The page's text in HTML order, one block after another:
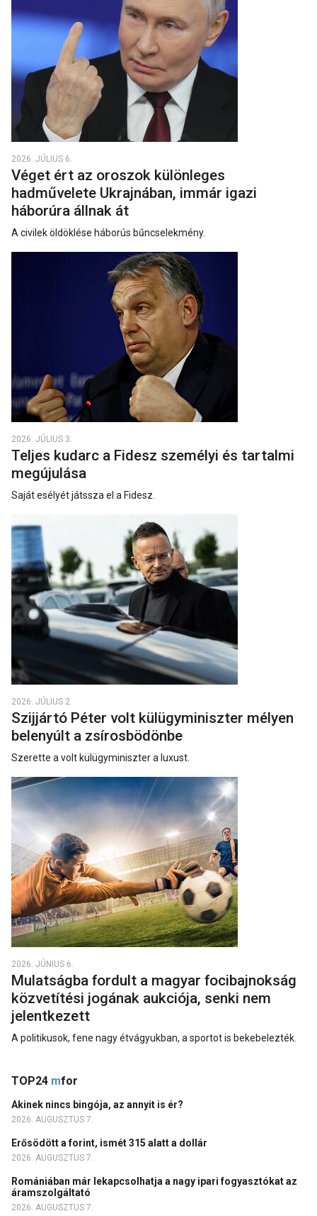
2026. JÚLIUS 6.
Véget ért az oroszok különleges
hadművelete Ukrajnában, immár igazi
háborúra állnak át
A civilek öldöklése háborús bűncselekmény.
2026. JÚLIUS 3.
Teljes kudarc a Fidesz személyi és tartalmi
megújulása
Saját esélyét játssza el a Fidesz.
2026. JÚLIUS 2.
Szijjártó Péter volt külügyminiszter mélyen
belenyúlt a zsírosbödönbe
Szerette a volt külügyminiszter a luxust.
2026. JÚNIUS 6.
Mulatságba fordult a magyar focibajnokság
közvetítési jogának aukciója, senki nem
jelentkezett
A politikusok, fene nagy étvágyukban, a sportot is bekebelezték.
TOP24 mfor
Akinek nincs bingója, az annyit is ér?
2026. AUGUSZTUS 7.
Erősödött a forint, ismét 315 alatt a dollár
2026. AUGUSZTUS 7.
Romániában már lekapcsolhatja a nagy ipari fogyasztókat az
áramszolgáltató
2026. AUGUSZTUS 7.